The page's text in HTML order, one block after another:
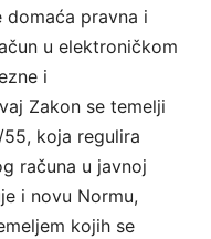
domaća pravna i
u elektroničkom
i
Zakon se temelji
koja regulira
računa u javnoj
i novu Normu,
kojih se